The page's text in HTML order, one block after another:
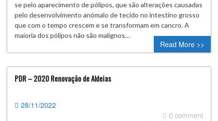
se pelo aparecimento de pólipos, que são alterações causadas
pelo desenvolvimento anómalo de tecido no intestino grosso
que com o tempo crescem e se transformam em cancro. A
maioria dos pólipos não são malignos…
Read More >>
PDR – 2020 Renovação de Aldeias
28/11/2022
0 comment